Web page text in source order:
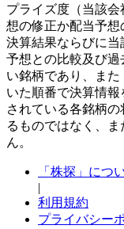
プライズ度（当該
想の修正か配当予
決算結果ならびに
予想との比較及び
い銘柄であり、ま
いた順番で決算情
されている各銘柄
るものではなく、
ん。
「株探」につ
|
利用規約
プライバシー